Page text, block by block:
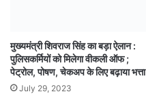
मुख्यमंत्री शिवराज सिंह का बड़ा ऐलान :
पुलिसकर्मियों को मिलेगा वीकली ऑफ ;
पेट्रोल, पोषण, चेकअप के लिए बढ़ाया भत्ता
July 29, 2023